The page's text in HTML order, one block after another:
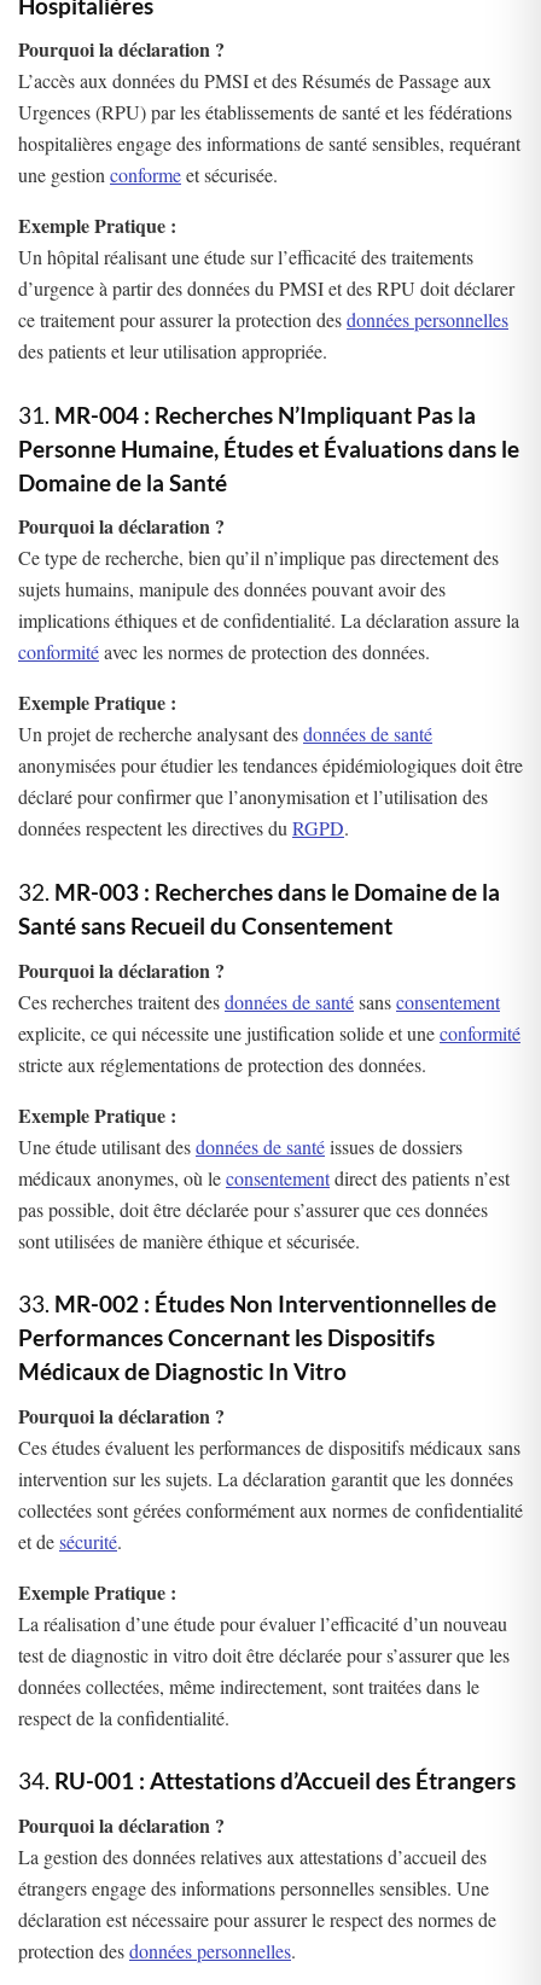
Pourquoi la déclaration ?
L’accès aux données du PMSI et des Résumés de Passage aux
Urgences (RPU) par les établissements de santé et les fédérations
hospitalières engage des informations de santé sensibles, requérant
une gestionconformeet sécurisée.
Exemple Pratique :
Un hôpital réalisant une étude sur l’efficacité des traitements
d’urgence à partir des données du PMSI et des RPU doit déclarer
ce traitement pour assurer la protection desdonnées personnelles
des patients et leur utilisation appropriée.
31. MR-004 : Recherches N’Impliquant Pas la
Personne Humaine, Études et Évaluations dans le
Domaine de la Santé
Pourquoi la déclaration ?
Ce type de recherche, bien qu’il n’implique pas directement des
sujets humains, manipule des données pouvant avoir des
implications éthiques et de confidentialité. La déclaration assure la
conformitéavec les normes de protection des données.
Exemple Pratique :
Un projet de recherche analysant desdonnées de santé
anonymisées pour étudier les tendances épidémiologiques doit être
déclaré pour confirmer que l’anonymisation et l’utilisation des
données respectent les directives duRGPD.
32. MR-003 : Recherches dans le Domaine de la
Santé sans Recueil du Consentement
Pourquoi la déclaration ?
Ces recherches traitent desdonnées de santésansconsentement
explicite, ce qui nécessite une justification solide et uneconformité
stricte aux réglementations de protection des données.
Exemple Pratique :
Une étude utilisant desdonnées de santéissues de dossiers
médicaux anonymes, où leconsentementdirect des patients n’est
pas possible, doit être déclarée pour s’assurer que ces données
sont utilisées de manière éthique et sécurisée.
33. MR-002 : Études Non Interventionnelles de
Performances Concernant les Dispositifs
Médicaux de Diagnostic In Vitro
Pourquoi la déclaration ?
Ces études évaluent les performances de dispositifs médicaux sans
intervention sur les sujets. La déclaration garantit que les données
collectées sont gérées conformément aux normes de confidentialité
et desécurité.
Exemple Pratique :
La réalisation d’une étude pour évaluer l’efficacité d’un nouveau
test de diagnostic in vitro doit être déclarée pour s’assurer que les
données collectées, même indirectement, sont traitées dans le
respect de la confidentialité.
34. RU-001 : Attestations d’Accueil des Étrangers
Pourquoi la déclaration ?
La gestion des données relatives aux attestations d’accueil des
étrangers engage des informations personnelles sensibles. Une
déclaration est nécessaire pour assurer le respect des normes de
protection desdonnées personnelles.